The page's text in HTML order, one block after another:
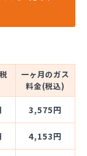
一ヶ月のガス
料金(税込)
3,575円
4,153円